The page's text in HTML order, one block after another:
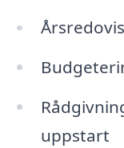
uppstart